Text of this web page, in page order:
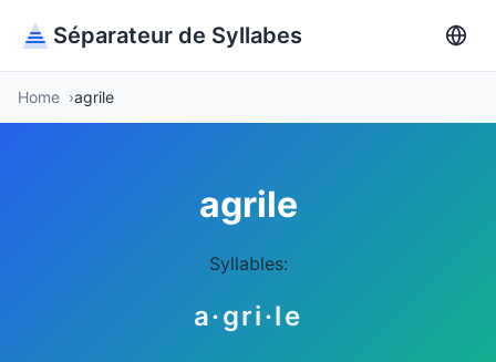
Séparateur de Syllabes
Home agrile
agrile
Syllables:
a·gri·le